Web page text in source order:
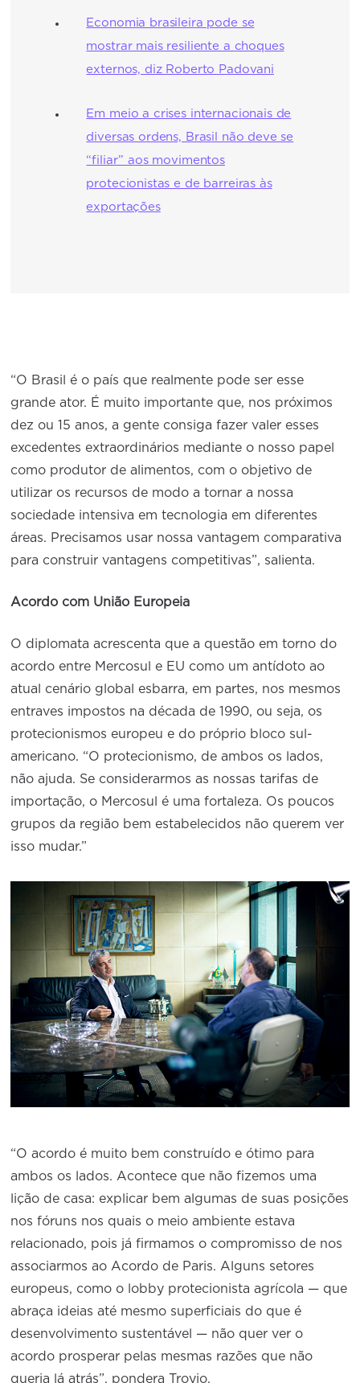
Economia brasileira pode se
mostrar mais resiliente a choques
externos, diz Roberto Padovani
Em meio a crises internacionais de
diversas ordens, Brasil não deve se
“filiar” aos movimentos
protecionistas e de barreiras às
exportações
“O Brasil é o país que realmente pode ser esse
grande ator. É muito importante que, nos próximos
dez ou 15 anos, a gente consiga fazer valer esses
excedentes extraordinários mediante o nosso papel
como produtor de alimentos, com o objetivo de
utilizar os recursos de modo a tornar a nossa
sociedade intensiva em tecnologia em diferentes
áreas. Precisamos usar nossa vantagem comparativa
para construir vantagens competitivas”, salienta.
Acordo com União Europeia
O diplomata acrescenta que a questão em torno do
acordo entre Mercosul e EU como um antídoto ao
atual cenário global esbarra, em partes, nos mesmos
entraves impostos na década de 1990, ou seja, os
protecionismos europeu e do próprio bloco sul-
americano. “O protecionismo, de ambos os lados,
não ajuda. Se considerarmos as nossas tarifas de
importação, o Mercosul é uma fortaleza. Os poucos
grupos da região bem estabelecidos não querem ver
isso mudar.”
“O acordo é muito bem construído e ótimo para
ambos os lados. Acontece que não fizemos uma
lição de casa: explicar bem algumas de suas posições
nos fóruns nos quais o meio ambiente estava
relacionado, pois já firmamos o compromisso de nos
associarmos ao Acordo de Paris. Alguns setores
europeus, como o lobby protecionista agrícola — que
abraça ideias até mesmo superficiais do que é
desenvolvimento sustentável — não quer ver o
acordo prosperar pelas mesmas razões que não
queria lá atrás”, pondera Troyjo.